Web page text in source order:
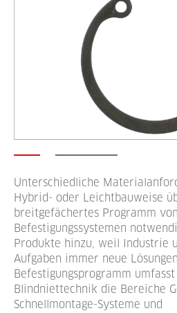
Unterschiedliche
Hybrid- oder Leichtbauweise
breitgefächertes Programm
Befestigungssystemen
Produkte hinzu, weil Industrie
Aufgaben immer neue
Befestigungsprogramm
Blindniettechnik die Bereiche
Schnellmontage-Systeme und